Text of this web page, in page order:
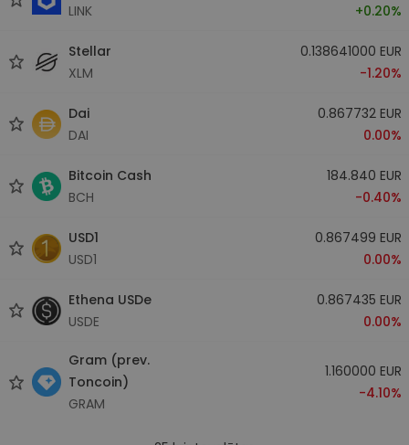
LINK
+0.20%
Stellar
XLM
0.138641000 EUR
-1.20%
Dai
DAI
0.867732 EUR
0.00%
Bitcoin Cash
BCH
184.840 EUR
-0.40%
USD1
USD1
0.867499 EUR
0.00%
Ethena USDe
USDE
0.867435 EUR
0.00%
Gram (prev.
Toncoin)
GRAM
1.160000 EUR
-4.10%